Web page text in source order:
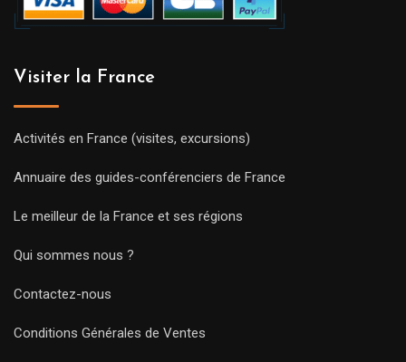
Visiter la France
Activités en France (visites, excursions)
Annuaire des guides-conférenciers de France
Le meilleur de la France et ses régions
Qui sommes nous ?
Contactez-nous
Conditions Générales de Ventes